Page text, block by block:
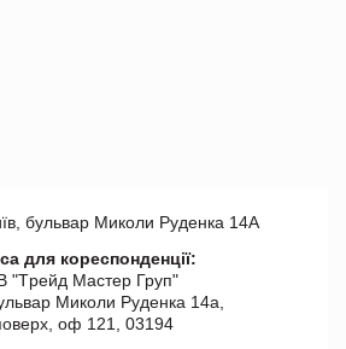
бульвар Миколи Руденка 14А
для кореспонденції:
"Tрейд Мастер Груп"
Миколи Руденка 14а,
оф 121, 03194